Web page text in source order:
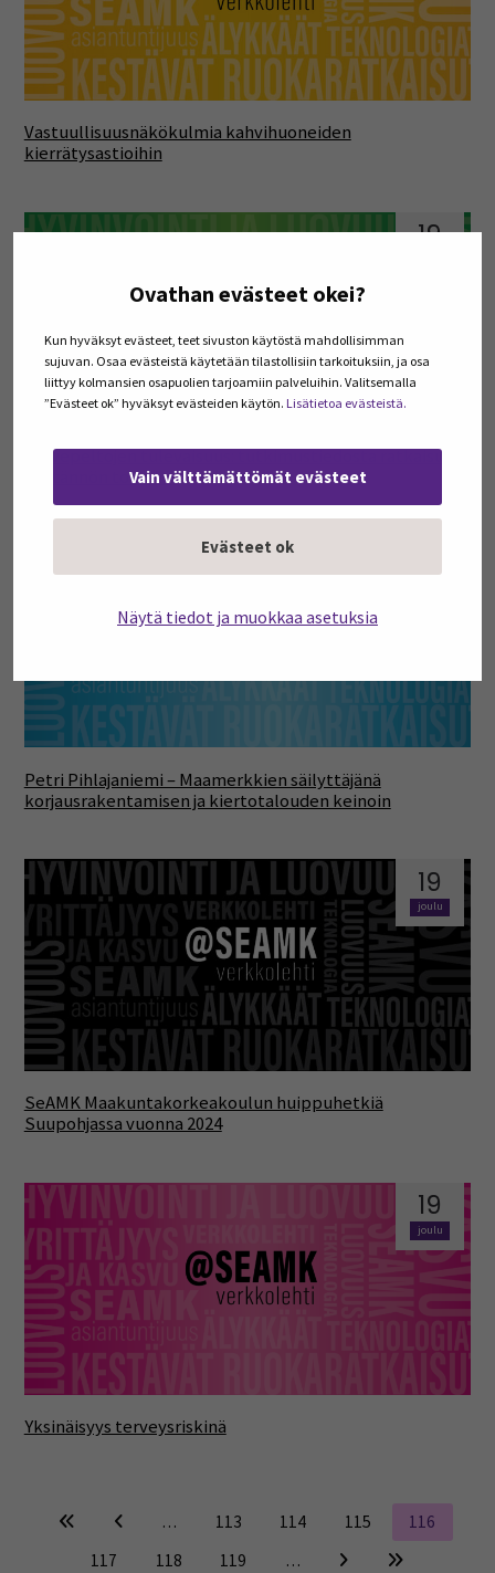
Ovathan evästeet okei?
Kun hyväksyt evästeet, teet sivuston käytöstä mahdollisimman
sujuvan. Osaa evästeistä käytetään tilastollisiin tarkoituksiin, ja osa
liittyy kolmansien osapuolien tarjoamiin palveluihin. Valitsemalla
”Evästeet ok” hyväksyt evästeiden käytön. Lisätietoa evästeistä.
Vain välttämättömät evästeet
Evästeet ok
Näytä tiedot ja muokkaa asetuksia
Vastuullisuusnäkökulmia kahvihuoneiden
kierrätysastioihin
19
Turvepeltojen tulevaisuus: tutkimustiedosta ratkaisuja
käytännön toimiin?
Petri Pihlajaniemi – Maamerkkien säilyttäjänä
korjausrakentamisen ja kiertotalouden keinoin
19
joulu
SeAMK Maakuntakorkeakoulun huippuhetkiä
Suupohjassa vuonna 2024
19
joulu
Yksinäisyys terveysriskinä
… 113 114 115
116
117
118 119 …